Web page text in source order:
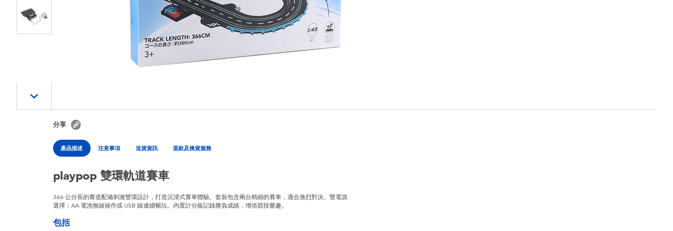
分享
產品描述 注意事項 送貨資訊 退款及換貨服務
playpop 雙環軌道賽車
366 公分長的賽道配備刺激雙環設計，打造沉浸式賽車體驗。套裝包含兩台精細的賽車，適合激烈對決。雙電源
選擇：AA 電池無線操作或 USB 線連續暢玩。內置計分板記錄勝負成績，增添競技樂趣。
包括